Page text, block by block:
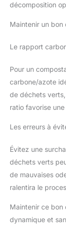
décomposition
Maintenir un bon
Le rapport
Pour un
carbone/azote
de déchets
ratio favorise
Les erreurs à
Évitez une
déchets verts
de mauvaises
ralentira le
Maintenir ce bon
dynamique et